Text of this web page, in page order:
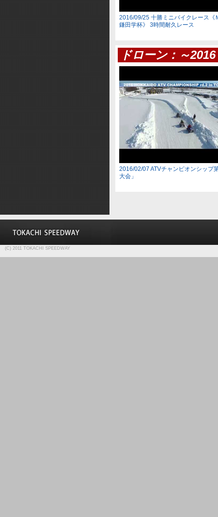
2016/09/25 十勝ミニバイクレース
鎌田学杯》 3時間耐久レース
ドローン：～
2016/02/07 ATVチャンピオンシップ
大会」
(C) 2011 TOKACHI SPEEDWAY